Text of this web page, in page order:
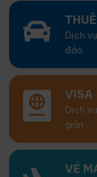
Dịch
đáo
VISA
Dịch
giản
VÉ